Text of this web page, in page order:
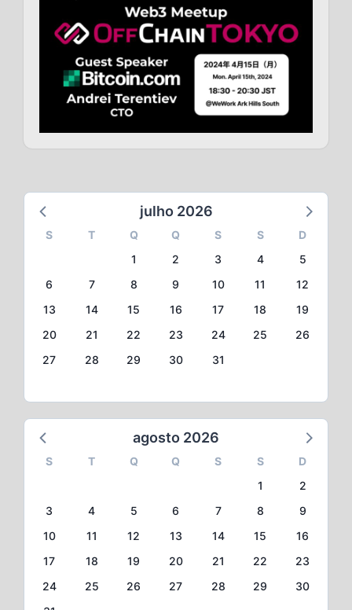
julho 2026
S T Q Q S S
D
1
2 3 4
5
6
7 8 9 10 11
12
13
14 15 16 17 18
19
20
21 22 23 24 25
26
27
28 29 30 31
agosto 2026
S T Q Q S S
D
1
2
3
4 5 6 7 8
9
10
11 12 13 14 15
16
17
18 19 20 21 22
23
24
25 26 27 28 29
30